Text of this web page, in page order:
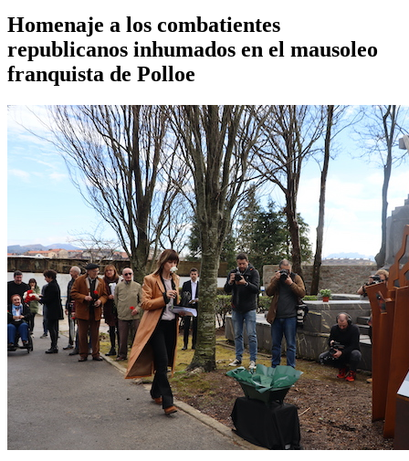
Homenaje a los combatientes
republicanos inhumados en el mausoleo
franquista de Polloe